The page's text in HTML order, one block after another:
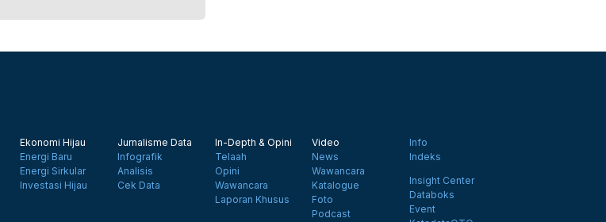
Ekonomi Hijau
Energi Baru
Energi Sirkular
Investasi Hijau
Jurnalisme Data
Infografik
Analisis
Cek Data
In-Depth & Opini
Telaah
Opini
Wawancara
Laporan Khusus
Video
News
Wawancara
Katalogue
Foto
Podcast
Info
Indeks
Insight Center
Databoks
Event